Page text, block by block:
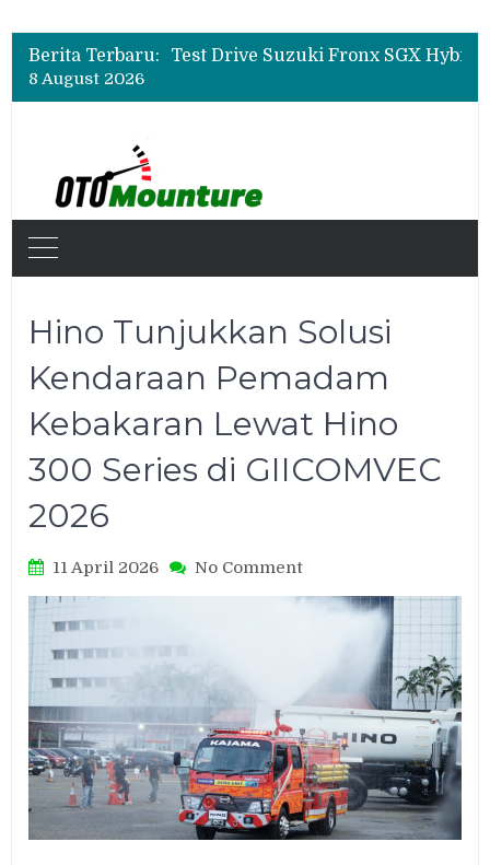
Berita Terbaru:
8 August 2026
Hino Tunjukkan Solusi
Kendaraan Pemadam
Kebakaran Lewat Hino
300 Series di GIICOMVEC
2026
11 April 2026 No Commenton
Tunjukkan
Kendaraan
Pemadam
Kebakaran
Lewat
Hino
300
Series
di
GIICOMVEC